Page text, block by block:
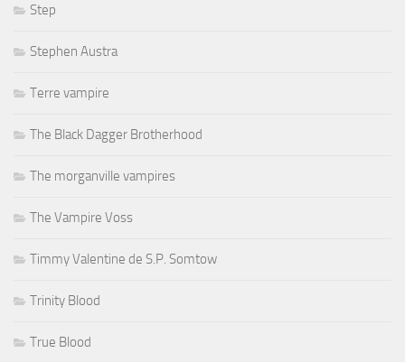
Step
Stephen Austra
Terre vampire
The Black Dagger Brotherhood
The morganville vampires
The Vampire Voss
Timmy Valentine de S.P. Somtow
Trinity Blood
True Blood